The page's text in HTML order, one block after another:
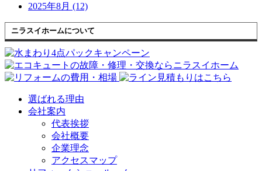
2025年8月 (12)
ニラスイホームについて
選ばれる理由
会社案内
代表挨拶
会社概要
企業理念
アクセスマップ